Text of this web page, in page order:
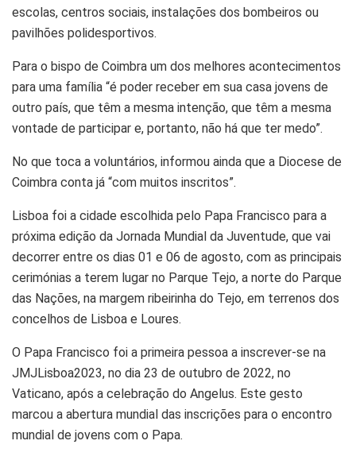
escolas, centros sociais, instalações dos bombeiros ou
pavilhões polidesportivos.
Para o bispo de Coimbra um dos melhores acontecimentos
para uma família “é poder receber em sua casa jovens de
outro país, que têm a mesma intenção, que têm a mesma
vontade de participar e, portanto, não há que ter medo”.
No que toca a voluntários, informou ainda que a Diocese de
Coimbra conta já “com muitos inscritos”.
Lisboa foi a cidade escolhida pelo Papa Francisco para a
próxima edição da Jornada Mundial da Juventude, que vai
decorrer entre os dias 01 e 06 de agosto, com as principais
cerimónias a terem lugar no Parque Tejo, a norte do Parque
das Nações, na margem ribeirinha do Tejo, em terrenos dos
concelhos de Lisboa e Loures.
O Papa Francisco foi a primeira pessoa a inscrever-se na
JMJLisboa2023, no dia 23 de outubro de 2022, no
Vaticano, após a celebração do Angelus. Este gesto
marcou a abertura mundial das inscrições para o encontro
mundial de jovens com o Papa.